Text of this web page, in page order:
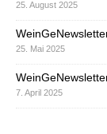
25. August 2025
25. Mai 2025
7. April 2025